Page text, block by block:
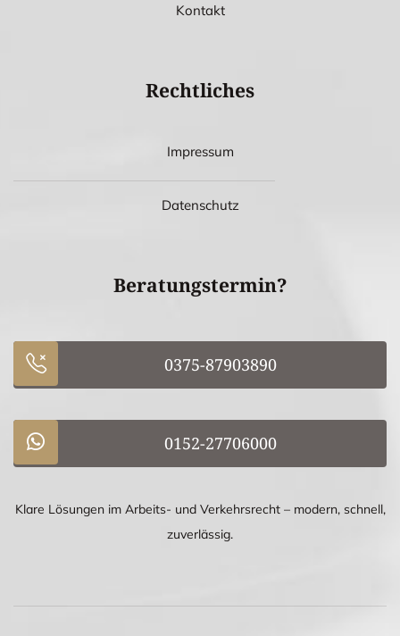
Kontakt
Rechtliches
Impressum
Datenschutz
Beratungstermin?
0375-87903890
0152-27706000
Klare Lösungen im Arbeits- und Verkehrsrecht – modern, schnell,
zuverlässig.